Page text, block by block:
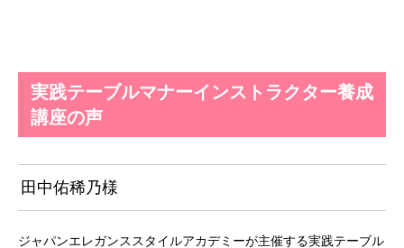
実践テーブルマナーインストラクター養成
講座の声
田中佑稀乃様
ジャパンエレガンススタイルアカデミーが主催する実践テーブル